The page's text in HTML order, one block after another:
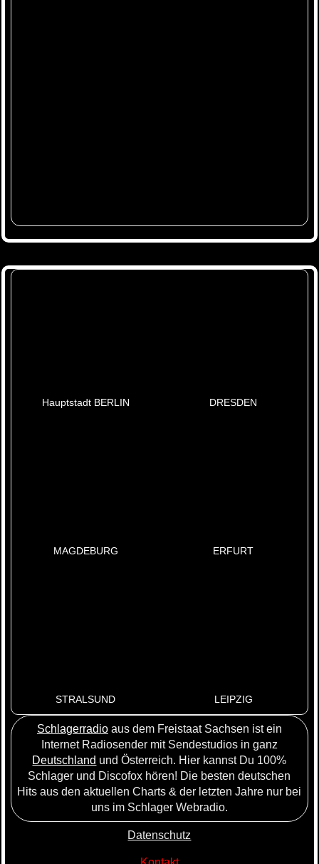
Hauptstadt BERLIN DRESDEN
MAGDEBURG ERFURT
STRALSUND LEIPZIG
Schlagerradioaus dem Freistaat Sachsen ist ein
Internet Radiosender mit Sendestudios in ganz
Deutschland und Österreich. Hier kannst Du 100%
Schlager und Discofox hören! Die besten deutschen
Hits aus den aktuellen Charts & der letzten Jahre nur bei
uns im Schlager Webradio.
Datenschutz